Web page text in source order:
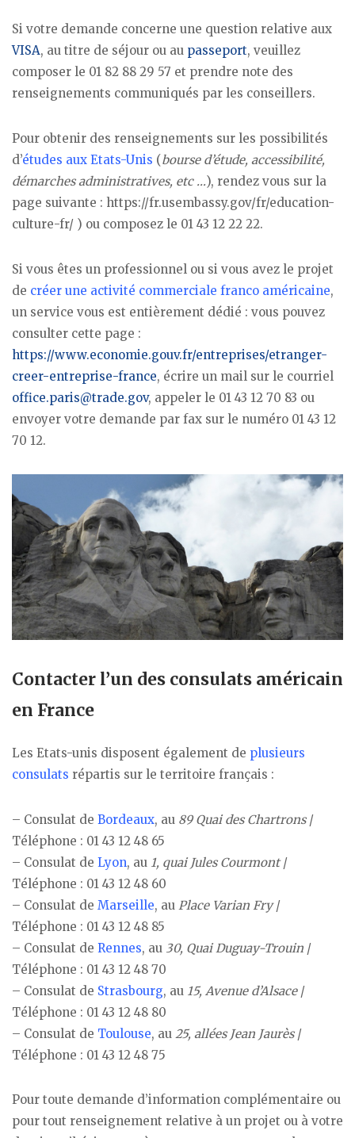
Si votre demande concerne une question relative aux
VISA, au titre de séjour ou au passeport, veuillez
composer le 01 82 88 29 57 et prendre note des
renseignements communiqués par les conseillers.
Pour obtenir des renseignements sur les possibilités
d’études aux Etats-Unis (bourse d’étude, accessibilité,
démarches administratives, etc …), rendez vous sur la
page suivante : https://fr.usembassy.gov/fr/education-
culture-fr/ ) ou composez le 01 43 12 22 22.
Si vous êtes un professionnel ou si vous avez le projet
de créer une activité commerciale franco américaine,
un service vous est entièrement dédié : vous pouvez
consulter cette page :
https://www.economie.gouv.fr/entreprises/etranger-
creer-entreprise-france, écrire un mail sur le courriel
office.paris@trade.gov, appeler le 01 43 12 70 83 ou
envoyer votre demande par fax sur le numéro 01 43 12
70 12.
Contacter l’un des consulats américain
en France
Les Etats-unis disposent également de plusieurs
consulats répartis sur le territoire français :
– Consulat de Bordeaux, au 89 Quai des Chartrons/
Téléphone : 01 43 12 48 65
– Consulat de Lyon, au 1, quai Jules Courmont/
Téléphone : 01 43 12 48 60
– Consulat de Marseille, au Place Varian Fry/
Téléphone : 01 43 12 48 85
– Consulat de Rennes, au 30, Quai Duguay-Trouin /
Téléphone : 01 43 12 48 70
– Consulat de Strasbourg, au 15, Avenue d’Alsace/
Téléphone : 01 43 12 48 80
– Consulat de Toulouse, au 25, allées Jean Jaurès/
Téléphone : 01 43 12 48 75
Pour toute demande d’information complémentaire ou
pour tout renseignement relative à un projet ou à votre